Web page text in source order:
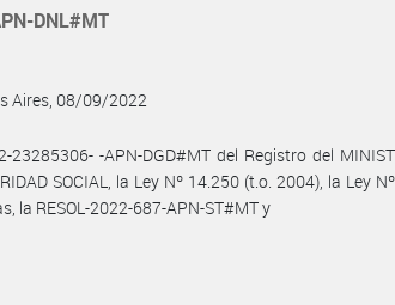
DNL#MT
Aires, 08/09/2022
23285306- -APN-DGD#MT del Registro del
SOCIAL, la Ley Nº 14.250 (t.o. 2004), la Ley
la RESOL-2022-687-APN-ST#MT y